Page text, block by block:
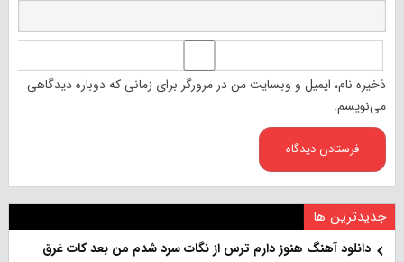
ذخیره نام، ایمیل و وبسایت من در مرورگر برای زمانی که دوباره دیدگاهی
می‌نویسم.
جدیدترین ها
دانلود آهنگ هنو‌ز دارم ترس از نگات سرد شدم من بعد کات غرق